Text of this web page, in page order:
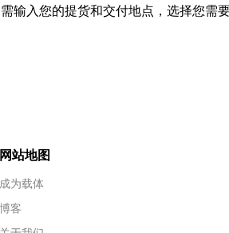
输入您的提货和交付地点，选择您需
网站地图
成为载体
博客